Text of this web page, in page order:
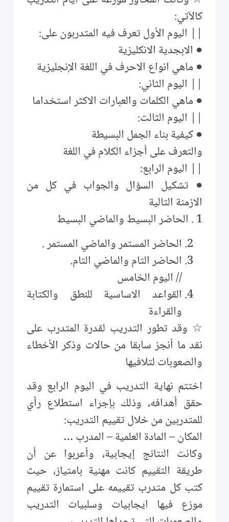
كالآتي:
|| اليوم الأول تعرف فيه المتدربون على:
● الابجدية الانكليزية
● ماهي انواع الاحرف في اللغة الإنجليزية
|| اليوم الثاني:
● ماهي الكلمات والعبارات الاكثر استخداما
|| اليوم الثالت:
● كيفية بناء الجمل البسيطة
والتعرف على أجزاء الكلام في اللغة
|| اليوم الرابع:
● تشكيل السؤال والجواب في كل من
الازمنة التالية
1 . الحاضر البسيط والماضي البسيط
الحاضر المستمر والماضي المستمر .
الحاضر التام والماضي التام.
// اليوم الخامس
القواعد الاساسية للنطق والكتابة
والقراءة
☆ وقد تطور التدريب لقدرة المتدرب على
نقد ما أنجز سابقا من حالات وذكر الأخطاء
والصعوبات لتلافيها
اختتم نهاية التدريب في اليوم الرابع وقد
حقق أهدافه، وذلك بإجراء استطلاع رأي
للمتدربين من خلال تقييم التدريب:
المكان – المادة العلمية – المدرب …
وكانت النتائج إيجابية، وأعربوا عن أن
طريقة التقييم كانت مهنية بامتياز، حيث
كتب كل متدرب تقييمه على استمارة تقييم
موزع فيها ايجابيات وسلبيات التدريب